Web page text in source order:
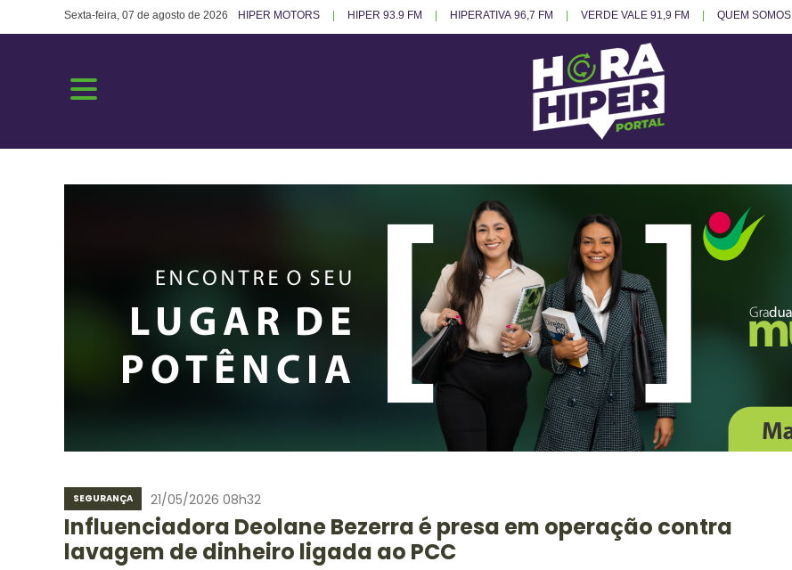
Sexta-feira, 07 de agosto de 2026 HIPER MOTORS HIPER 93.9 FM HIPERATIVA 96,7 FM VERDE VALE 91,9 FM QUEM SOMOS
SEGURANÇA 21/05/2026 08h32
Influenciadora Deolane Bezerra é presa em operação contra
lavagem de dinheiro ligada ao PCC